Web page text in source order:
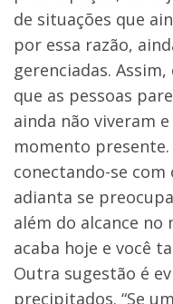
de situações que
por essa razão,
gerenciadas.
que as pessoas
ainda não viveram
momento presente.
conectando-se com
adianta se
além do alcance no
acaba hoje e você
Outra sugestão é
precipitados. “Se